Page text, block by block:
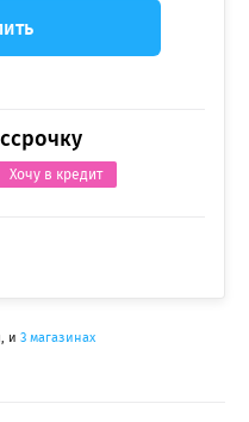
Хочу в кредит
и 3 магазинах